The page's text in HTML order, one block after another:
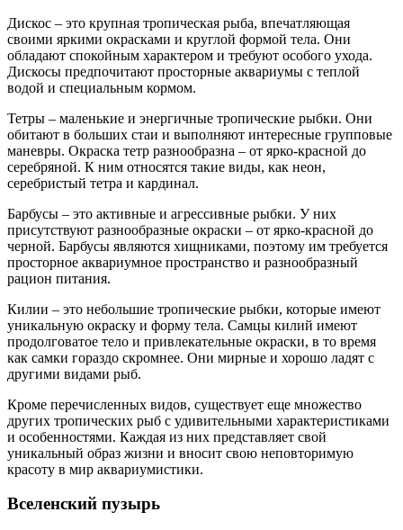
Дискос – это крупная тропическая рыба, впечатляющая
своими яркими окрасками и круглой формой тела. Они
обладают спокойным характером и требуют особого ухода.
Дискосы предпочитают просторные аквариумы с теплой
водой и специальным кормом.
Тетры – маленькие и энергичные тропические рыбки. Они
обитают в больших стаи и выполняют интересные групповые
маневры. Окраска тетр разнообразна – от ярко-красной до
серебряной. К ним относятся такие виды, как неон,
серебристый тетра и кардинал.
Барбусы – это активные и агрессивные рыбки. У них
присутствуют разнообразные окраски – от ярко-красной до
черной. Барбусы являются хищниками, поэтому им требуется
просторное аквариумное пространство и разнообразный
рацион питания.
Килии – это небольшие тропические рыбки, которые имеют
уникальную окраску и форму тела. Самцы килий имеют
продолговатое тело и привлекательные окраски, в то время
как самки гораздо скромнее. Они мирные и хорошо ладят с
другими видами рыб.
Кроме перечисленных видов, существует еще множество
других тропических рыб с удивительными характеристиками
и особенностями. Каждая из них представляет свой
уникальный образ жизни и вносит свою неповторимую
красоту в мир аквариумистики.
Вселенский пузырь